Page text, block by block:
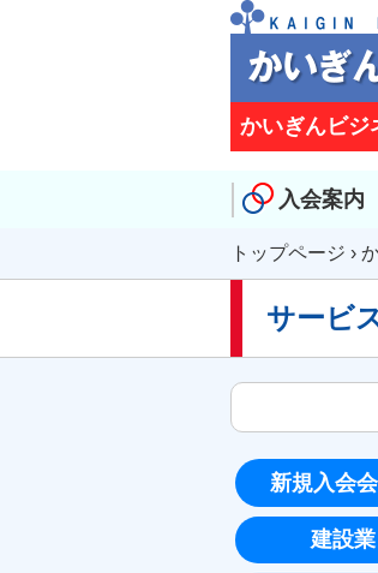
かいぎんビジ
入会案内
トップページ ›
サービ
新規入会
建設業